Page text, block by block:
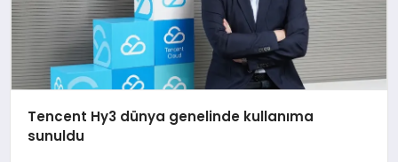
Tencent Hy3 dünya genelinde kullanıma
sunuldu